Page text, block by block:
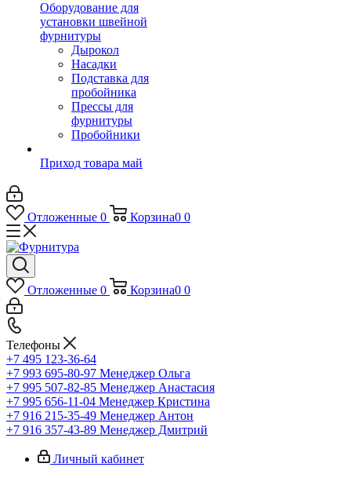
Оборудование для
установки швейной
фурнитуры
Дырокол
Насадки
Подставка для
пробойника
Прессы для
фурнитуры
Пробойники
Приход товара май
Отложенные 0 Корзина0 0
Отложенные 0 Корзина0 0
Телефоны
+7 495 123-36-64
+7 993 695-80-97 Менеджер Ольга
+7 995 507-82-85 Менеджер Анастасия
+7 995 656-11-04 Менеджер Кристина
+7 916 215-35-49 Менеджер Антон
+7 916 357-43-89 Менеджер Дмитрий
Личный кабинет